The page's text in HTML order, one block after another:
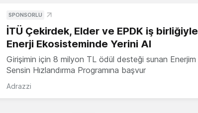
SPONSORLU
İTÜ Çekirdek, Elder ve EPDK iş birliğiyle
Enerji Ekosisteminde Yerini Al
Girişimin için 8 milyon TL ödül desteği sunan Enerjim
Sensin Hızlandırma Programına başvur
Adrazzi